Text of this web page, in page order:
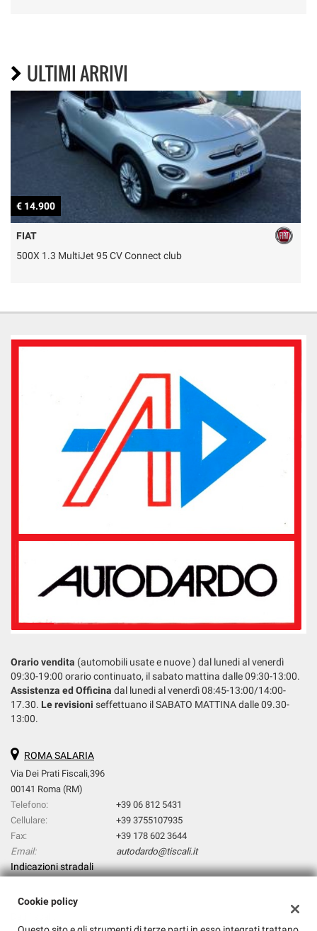
ULTIMI ARRIVI
€ 14.900
FIAT
500X 1.3 MultiJet 95 CV Connect club
Orario vendita (automobili usate e nuove ) dal lunedi al venerdì
09:30-19:00 orario continuato, il sabato mattina dalle 09:30-13:00.
Assistenza ed Officina dal lunedi al venerdì 08:45-13:00/14:00-
17.30. Le revisioni seffettuano il SABATO MATTINA dalle 09.30-
13:00.
ROMA SALARIA
Via Dei Prati Fiscali,396
00141 Roma (RM)
Telefono:
+39 06 812 5431
Cellulare:
+39 3755107935
Fax:
+39 178 602 3644
Email:
autodardo@tiscali.it
Indicazioni stradali
Cookie policy